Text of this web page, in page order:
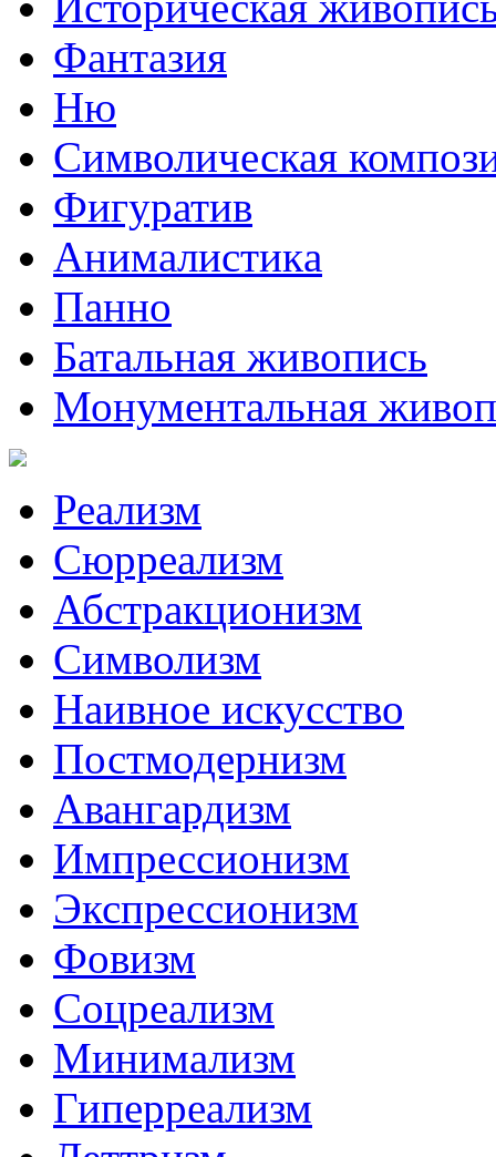
Фантазия
Ню
Символическая
Фигуратив
Анималистикa
Панно
Батальная живопись
Монументальная
Реализм
Сюрреализм
Абстракционизм
Символизм
Наивное искусство
Постмодернизм
Авангардизм
Импрессионизм
Экспрессионизм
Фовизм
Соцреализм
Минимализм
Гиперреализм